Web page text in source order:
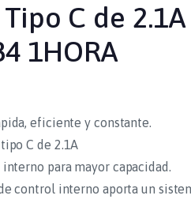
C de 2.1A
1HORA
eficiente y constante.
C de 2.1A
para mayor capacidad.
control interno aporta un